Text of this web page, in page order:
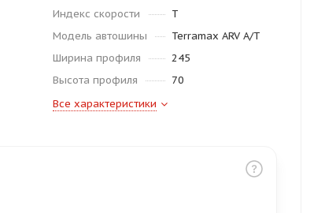
Индекс скорости
T
Модель автошины
Terramax ARV A/T
Ширина профиля
245
Высота профиля
70
Все характеристики